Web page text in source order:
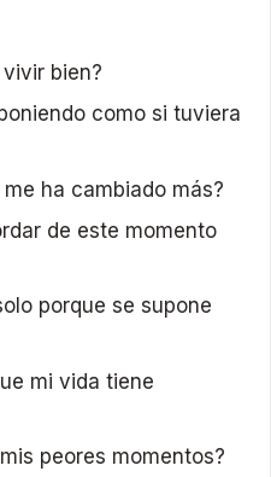
bien?
como si tuviera
ha cambiado más?
de este momento
porque se supone
mi vida tiene
peores momentos?